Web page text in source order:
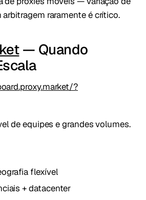
raramente é crítico.
— Quando
?
de equipes e grandes volumes.
flexível
+ datacenter